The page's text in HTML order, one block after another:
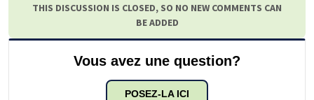
THIS DISCUSSION IS CLOSED, SO NO NEW COMMENTS CAN
BE ADDED
Vous avez une question?
POSEZ-LA ICI